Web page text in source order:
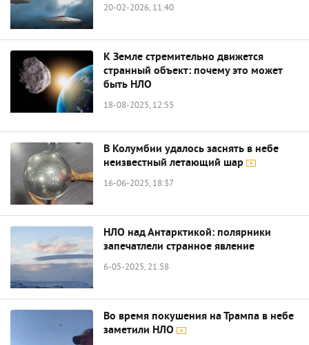
20-02-2026, 11:40
К Земле стремительно движется
странный объект: почему это может
быть НЛО
18-08-2025, 12:55
В Колумбии удалось заснять в небе
неизвестный летающий шар
16-06-2025, 18:37
НЛО над Антарктикой: полярники
запечатлели странное явление
6-05-2025, 21:58
Во время покушения на Трампа в небе
заметили НЛО